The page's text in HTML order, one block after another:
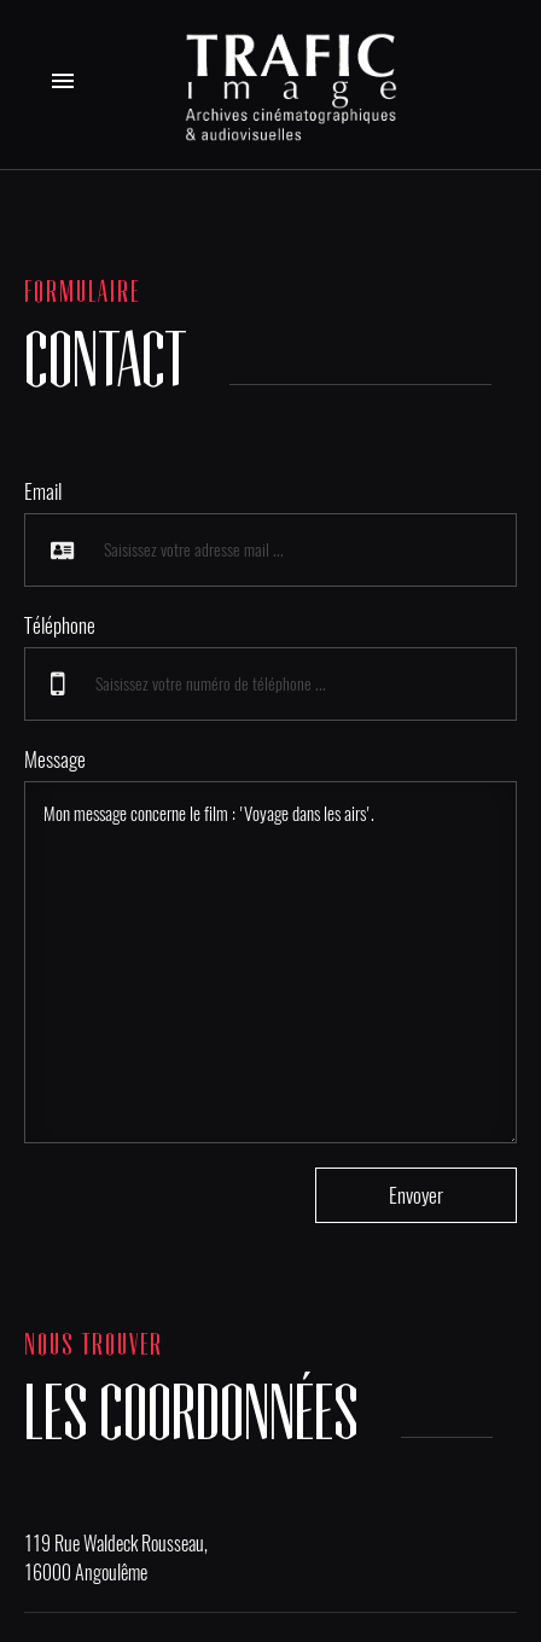
menu
FORMULAIRE
CONTACT
Email
Téléphone
Message
NOUS TROUVER
LES COORDONNÉES
119 Rue Waldeck Rousseau,
16000 Angoulême